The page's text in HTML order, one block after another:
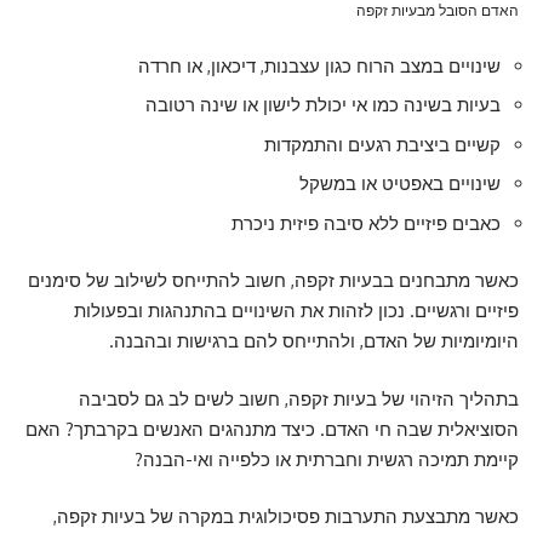
האדם הסובל מבעיות זקפה
שינויים במצב הרוח כגון עצבנות, דיכאון, או חרדה
בעיות בשינה כמו אי יכולת לישון או שינה רטובה
קשיים ביציבת רגעים והתמקדות
שינויים באפטיט או במשקל
כאבים פיזיים ללא סיבה פיזית ניכרת
כאשר מתבחנים בבעיות זקפה, חשוב להתייחס לשילוב של סימנים
פיזיים ורגשיים. נכון לזהות את השינויים בהתנהגות ובפעולות
היומיומיות של האדם, ולהתייחס להם ברגישות ובהבנה.
בתהליך הזיהוי של בעיות זקפה, חשוב לשים לב גם לסביבה
הסוציאלית שבה חי האדם. כיצד מתנהגים האנשים בקרבתך? האם
קיימת תמיכה רגשית וחברתית או כלפייה ואי-הבנה?
כאשר מתבצעת התערבות פסיכולוגית במקרה של בעיות זקפה,